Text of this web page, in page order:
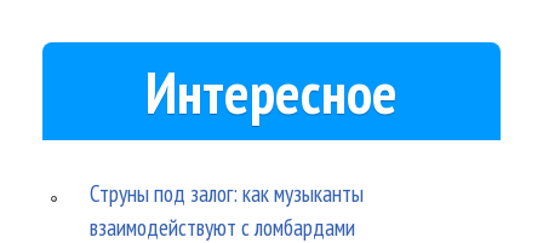
Интересное
Струны под залог: как музыканты
взаимодействуют с ломбардами